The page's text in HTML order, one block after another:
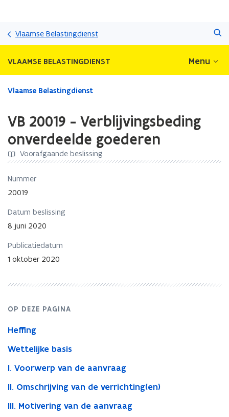
gaan
Vlaamse Belastingdienst
VLAAMSE BELASTINGDIENST Menu
Gedaan
zich
op:
VB
20019
Verblijvingsbeding
onverdeelde
Vlaamse Belastingdienst
VB 20019 - Verblijvingsbeding
onverdeelde goederen
Voorafgaande beslissing
Nummer
20019
Datum beslissing
8 juni 2020
Publicatiedatum
1 oktober 2020
OP DEZE PAGINA
Heffing
Wettelijke basis
I. Voorwerp van de aanvraag
II. Omschrijving van de verrichting(en)
III. Motivering van de aanvraag